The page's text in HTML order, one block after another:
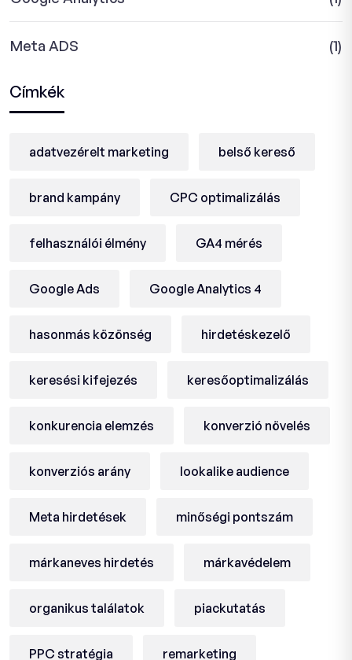
Meta ADS (1)
Címkék
adatvezérelt marketing belső kereső
brand kampány CPC optimalizálás
felhasználói élmény GA4 mérés
Google Ads Google Analytics 4
hasonmás közönség hirdetéskezelő
keresési kifejezés keresőoptimalizálás
konkurencia elemzés konverzió növelés
konverziós arány lookalike audience
Meta hirdetések minőségi pontszám
márkaneves hirdetés márkavédelem
organikus találatok piackutatás
PPC stratégia remarketing